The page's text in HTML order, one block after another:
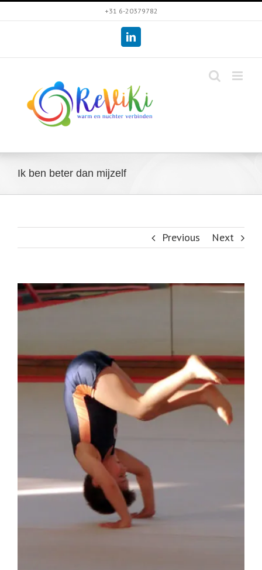
to
+31 6-20379782
LinkedIn
Ik ben beter dan mijzelf
Previous Next
View
Larger